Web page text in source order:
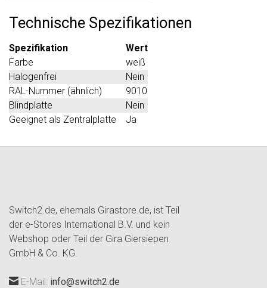
Technische Spezifikationen
Spezifikation
Wert
Farbe
weiß
Halogenfrei
Nein
RAL-Nummer (ähnlich)
9010
Blindplatte
Nein
Geeignet als Zentralplatte
Ja
Switch2.de, ehemals Girastore.de, ist Teil
der e-Stores International B.V. und kein
Webshop oder Teil der Gira Giersiepen
GmbH & Co. KG.
E-Mail: info@switch2.de